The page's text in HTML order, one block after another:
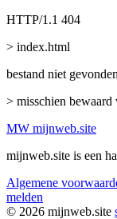
HTTP/1.1 404
> index.html
bestand niet gevonden
> misschien bewaard
MW mijnweb.site
mijnweb.site is een
Algemene
melden
© 2026 mijnweb.site